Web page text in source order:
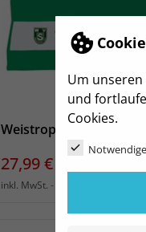
Um
und
Cookies.
Weistropper SV
Preis
27,99 €
inkl. MwSt.